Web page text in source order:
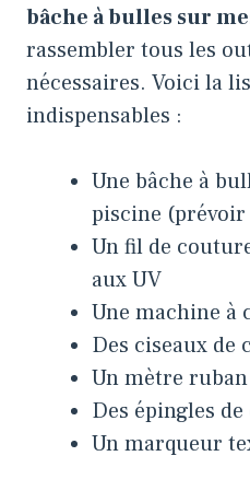
bâche à bulles sur
rassembler tous les
nécessaires. Voici la
indispensables :
Une bâche à
piscine
Un fil de
aux UV
Une machine à
Des ciseaux de
Un mètre ruban
Des épingles
Un marqueur